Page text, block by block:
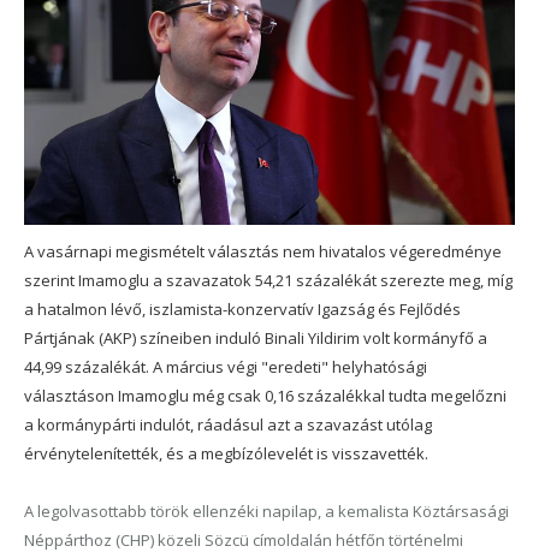
A vasárnapi megismételt választás nem hivatalos végeredménye
szerint Imamoglu a szavazatok 54,21 százalékát szerezte meg, míg
a hatalmon lévő, iszlamista-konzervatív Igazság és Fejlődés
Pártjának (AKP) színeiben induló Binali Yildirim volt kormányfő a
44,99 százalékát. A március végi "eredeti" helyhatósági
választáson Imamoglu még csak 0,16 százalékkal tudta megelőzni
a kormánypárti indulót, ráadásul azt a szavazást utólag
érvénytelenítették, és a megbízólevelét is visszavették.
A legolvasottabb török ellenzéki napilap, a kemalista Köztársasági
Néppárthoz (CHP) közeli Sözcü címoldalán hétfőn történelmi